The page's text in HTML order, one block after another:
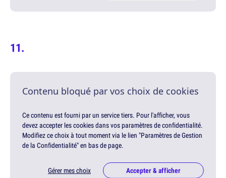
Contenu bloqué par vos choix de cookies
Ce contenu est fourni par un service tiers. Pour l'afficher, vous
devez accepter les cookies dans vos paramètres de confidentialité.
Modifiez ce choix à tout moment via le lien "Paramètres de Gestion
de la Confidentialité" en bas de page.
Gérer mes choix Accepter & afficher